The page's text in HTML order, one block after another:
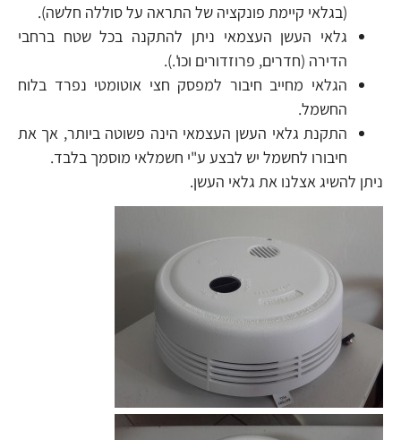
(בגלאי קיימת פונקציה של התראה על סוללה חלשה).
גלאי העשן העצמאי ניתן להתקנה בכל שטח ברחבי
הדירה (חדרים, פרוזדורים וכו'.).
הגלאי מחייב חיבור למפסק חצי אוטומטי נפרד בלוח
החשמל.
התקנת גלאי העשן העצמאי הינה פשוטה ביותר, אך את
חיבורו לחשמל יש לבצע ע"י חשמלאי מוסמך בלבד.
ניתן להשיג אצלנו את גלאי העשן.